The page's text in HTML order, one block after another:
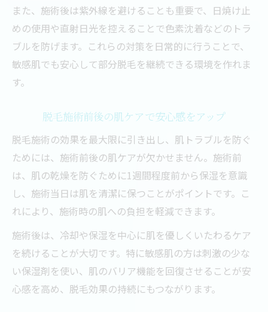
また、施術後は紫外線を避けることも重要で、日焼け止
めの使用や直射日光を控えることで色素沈着などのトラ
ブルを防げます。これらの対策を日常的に行うことで、
敏感肌でも安心して部分脱毛を継続できる環境を作れま
す。
脱毛施術前後の肌ケアで安心感をアップ
脱毛施術の効果を最大限に引き出し、肌トラブルを防ぐ
ためには、施術前後の肌ケアが欠かせません。施術前
は、肌の乾燥を防ぐために1週間程度前から保湿を意識
し、施術当日は肌を清潔に保つことがポイントです。こ
れにより、施術時の肌への負担を軽減できます。
施術後は、冷却や保湿を中心に肌を優しくいたわるケア
を続けることが大切です。特に敏感肌の方は刺激の少な
い保湿剤を使い、肌のバリア機能を回復させることが安
心感を高め、脱毛効果の持続にもつながります。